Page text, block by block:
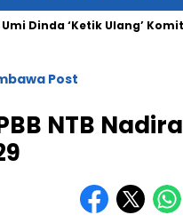
‘Ketik Ulang’ Komitmen
Post
NTB